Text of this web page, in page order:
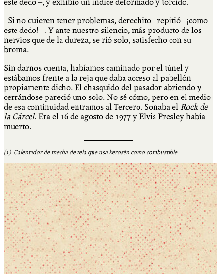
este dedo –, y exhibió un índice deformado y torcido.
–Si no quieren tener problemas, derechito –repitió –¡como
este dedo! –. Y ante nuestro silencio, más producto de los
nervios que de la dureza, se rió solo, satisfecho con su
broma.
Sin darnos cuenta, habíamos caminado por el túnel y
estábamos frente a la reja que daba acceso al pabellón
propiamente dicho. El chasquido del pasador abriendo y
cerrándose pareció uno solo. No sé cómo, pero en el medio
de esa continuidad entramos al Tercero. Sonaba el Rock de
la Cárcel. Era el 16 de agosto de 1977 y Elvis Presley había
muerto.
(1) Calentador de mecha de tela que usa kerosén como combustible